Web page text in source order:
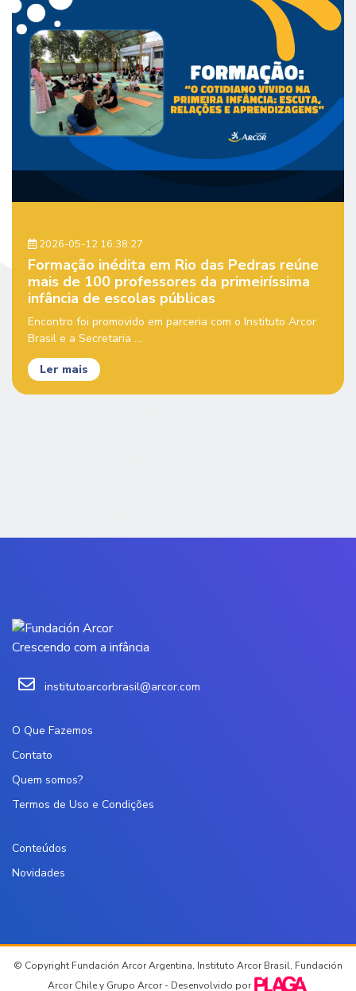
2026-05-12 16:38:27
Formação inédita em Rio das Pedras reúne
mais de 100 professores da primeiríssima
infância de escolas públicas
Encontro foi promovido em parceria com o Instituto Arcor
Brasil e a Secretaria ...
Ler mais
Crescendo com a infância
institutoarcorbrasil@arcor.com
O Que Fazemos
Contato
Quem somos?
Termos de Uso e Condições
Conteúdos
Novidades
© Copyright Fundación Arcor Argentina, Instituto Arcor Brasil, Fundación
Arcor Chile y Grupo Arcor - Desenvolvido por